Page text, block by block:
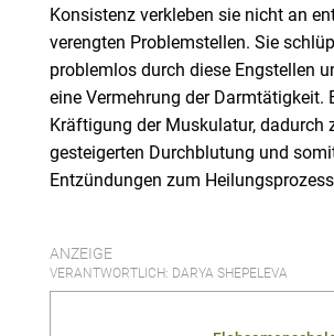
Konsistenz verkleben sie nicht an
verengten Problemstellen. Sie
problemlos durch diese Engstellen
eine Vermehrung der Darmtätigkeit.
Kräftigung der Muskulatur, dadurch
gesteigerten Durchblutung und
Entzündungen zum
ANZEIGE
VERANTWORTLICH: DARYA SHEPELEVA